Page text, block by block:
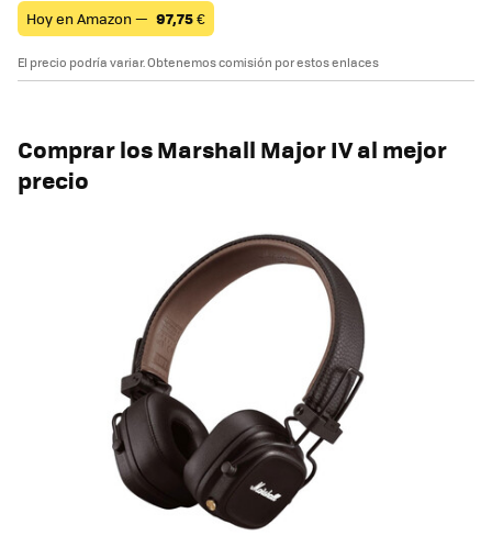
Hoy en Amazon — 97,75€
El precio podría variar. Obtenemos comisión por estos enlaces
Comprar los Marshall Major IV al mejor
precio